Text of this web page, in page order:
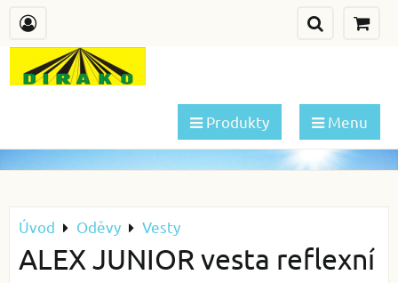
Produkty Menu
Úvod Oděvy Vesty
ALEX JUNIOR vesta reflexní